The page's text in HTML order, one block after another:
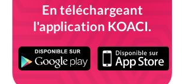
En téléchargeant
l'application KOACI.